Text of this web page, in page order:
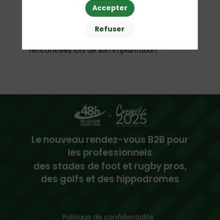
hydroseeding et pigmentation, il présentera
les bénéfices agronomiques et esthétiques de
cette transition vers une graminée de saison
rencontrées lors de son implantation.
Le nouveau rendez-vous B2B pour
les professionnels
des stades de foot et rugby pros,
des golfs et des hippodromes
Politique de confidentialité
Accepter
Refuser